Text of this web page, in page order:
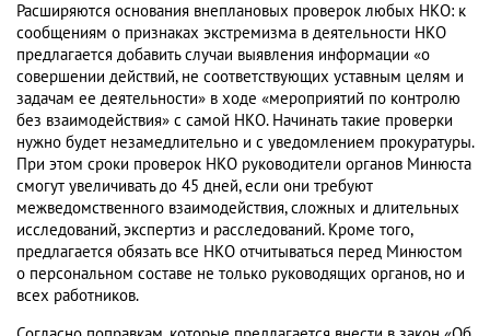
Расширяются основания внеплановых проверок любых НКО: к
сообщениям о признаках экстремизма в деятельности НКО
предлагается добавить случаи выявления информации «о
совершении действий, не соответствующих уставным целям и
задачам ее деятельности» в ходе «мероприятий по контролю
без взаимодействия» с самой НКО. Начинать такие проверки
нужно будет незамедлительно и с уведомлением прокуратуры.
При этом сроки проверок НКО руководители органов Минюста
смогут увеличивать до 45 дней, если они требуют
межведомственного взаимодействия, сложных и длительных
исследований, экспертиз и расследований. Кроме того,
предлагается обязать все НКО отчитываться перед Минюстом
о персональном составе не только руководящих органов, но и
всех работников.